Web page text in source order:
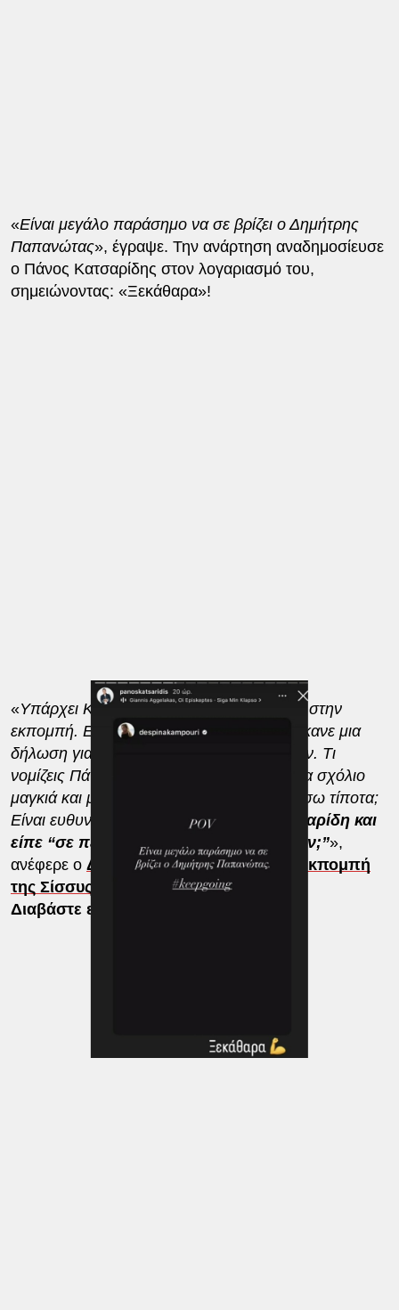
«Είναι μεγάλο παράσημο να σε βρίζει ο Δημήτρης
Παπανώτας», έγραψε. Την ανάρτηση αναδημοσίευσε
ο Πάνος Κατσαρίδης στον λογαριασμό του,
σημειώνοντας: «Ξεκάθαρα»!
«Υπάρχει Κατσαριδότερος του Κατσαρίδη στην
εκπομπή. Είναι η Δέσποινα Καμπούρη. Έκανε μια
δήλωση για την Παπίλα και του την έπεσαν. Τι
νομίζεις Πάνο μου ότι είναι απλό, κάνω ένα σχόλιο
μαγκιά και μετά δεν θα έχω να αντιμετωπίσω τίποτα;
Είναι ευθυνόφοβος!
Ποιος είδε τον Κατσαρίδη και
είπε “σε περιμέναμε χρόνια, που ήσουν;”»,
ανέφερε o Δημήτρης Παπανώτας στην εκπομπή
της Σίσσυς Χρηστίδου.
Διαβάστε επίσης: